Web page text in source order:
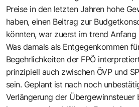
Preise in den letzten Jahren hohe
haben, einen Beitrag zur
könnten, war zuerst im trend Anfang
Was damals als Entgegenkommen
Begehrlichkeiten der FPÖ
prinzipiell auch zwischen ÖVP und
sein. Geplant ist nach noch
Verlängerung der Übergewinnsteuer